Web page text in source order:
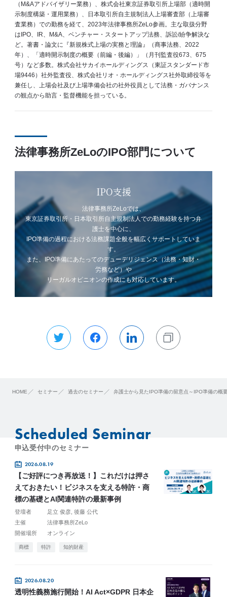
（M&Aアドバイザリー業務）、株式会社東京証券取引所上場部（適時開
示制度構築・運用業務）、日本取引所自主規制法人上場審査部（上場審
査業務）での勤務を経て、2023年法律事務所ZeLo参画。主な取扱分野
はIPO、IR、M&A、ベンチャー・スタートアップ法務、訴訟/紛争解決な
ど。著書・論文に『新規株式上場の実務と理論』（商事法務、2022
年）、「適時開示制度の概要（前編・後編）」（月刊監査役673、675
号）など多数。株式会社サカイホールディングス（東証スタンダード市
場9446）社外監査役、株式会社リオ・ホールディングス社外取締役等を
兼任し、上場会社及び上場準備会社の社外役員として法務・ガバナンス
の観点から助言・監督機能を担っている。
法律事務所ZeLoのIPO部門について
IPO支援
法律事務所ZeLoでは、
東京証券取引所・日本取引所自主規制法人での勤務経験を持つ弁
護士を中心に、
IPO準備の過程における法務課題全般を幅広くサポートしていま
す。
また、IPO準備にあたってのデューデリジェンス（法務・知財・
労務など）や
リーガルオピニオンの作成にも対応しています。
HOME セミナー 過去のセミナー 弁護士から見たIPO準備の留意点～IPO準備の概
Scheduled Seminar
申込受付中のセミナー
2026.08.19
【ご好評につき再放送！】これだけは押さ
えておきたい！ビジネスを支える特許・商
標の基礎とAI関連特許の最新事例
登壇者 足立 俊彦 後藤 公代
主催
法律事務所ZeLo
開催場所
オンライン
商標 特許 知的財産
2026.08.20
透明性義務施行開始！AI Act×GDPR 日本企